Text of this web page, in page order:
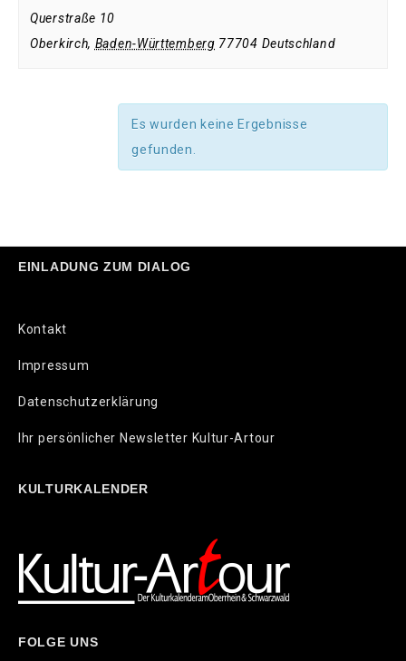
Querstraße 10
Oberkirch, Baden-Württemberg 77704 Deutschland
Es wurden keine Ergebnisse
gefunden.
EINLADUNG ZUM DIALOG
Kontakt
Impressum
Datenschutzerklärung
Ihr persönlicher Newsletter Kultur-Artour
KULTURKALENDER
FOLGE UNS